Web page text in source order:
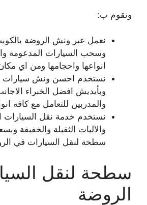
ونقوم ب:
نعمل عبر ونش الروضة
وسحب السيارات المدعومة
انواعها واحجامها ومن اي
نستخدم احسن ونش سيارات
وبأيديش افضل الخبراء
والمدربين للتعامل مع كافة
نستخدم خدمة نقل السيارات
والاليات الثقيلة والخفيفة
سطحة لنقل السيارات في
سطحة لنقل
الروضة